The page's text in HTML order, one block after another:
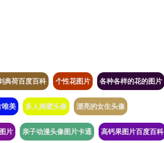
典荷百度百科 个性花图片 各种各样的花的图片
唯美 多人闺蜜头像 漂亮的女生头像
片 亲子动漫头像图片卡通 高钙果图片百度百科